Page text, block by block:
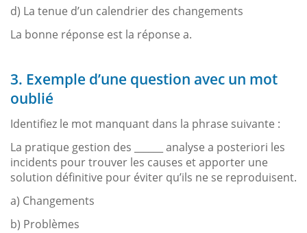
d) La tenue d’un calendrier des changements
La bonne réponse est la réponse a.
3. Exemple d’une question avec un mot
oublié
Identifiez le mot manquant dans la phrase suivante :
La pratique gestion des ______ analyse a posteriori les
incidents pour trouver les causes et apporter une
solution définitive pour éviter qu’ils ne se reproduisent.
a) Changements
b) Problèmes